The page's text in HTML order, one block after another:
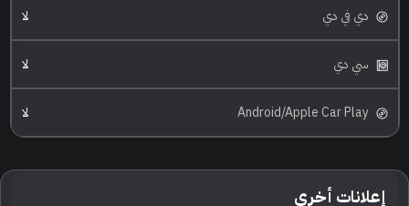
دي في دي لا
سي دي لا
Android/Apple Car Play لا
إعلانات أخرى